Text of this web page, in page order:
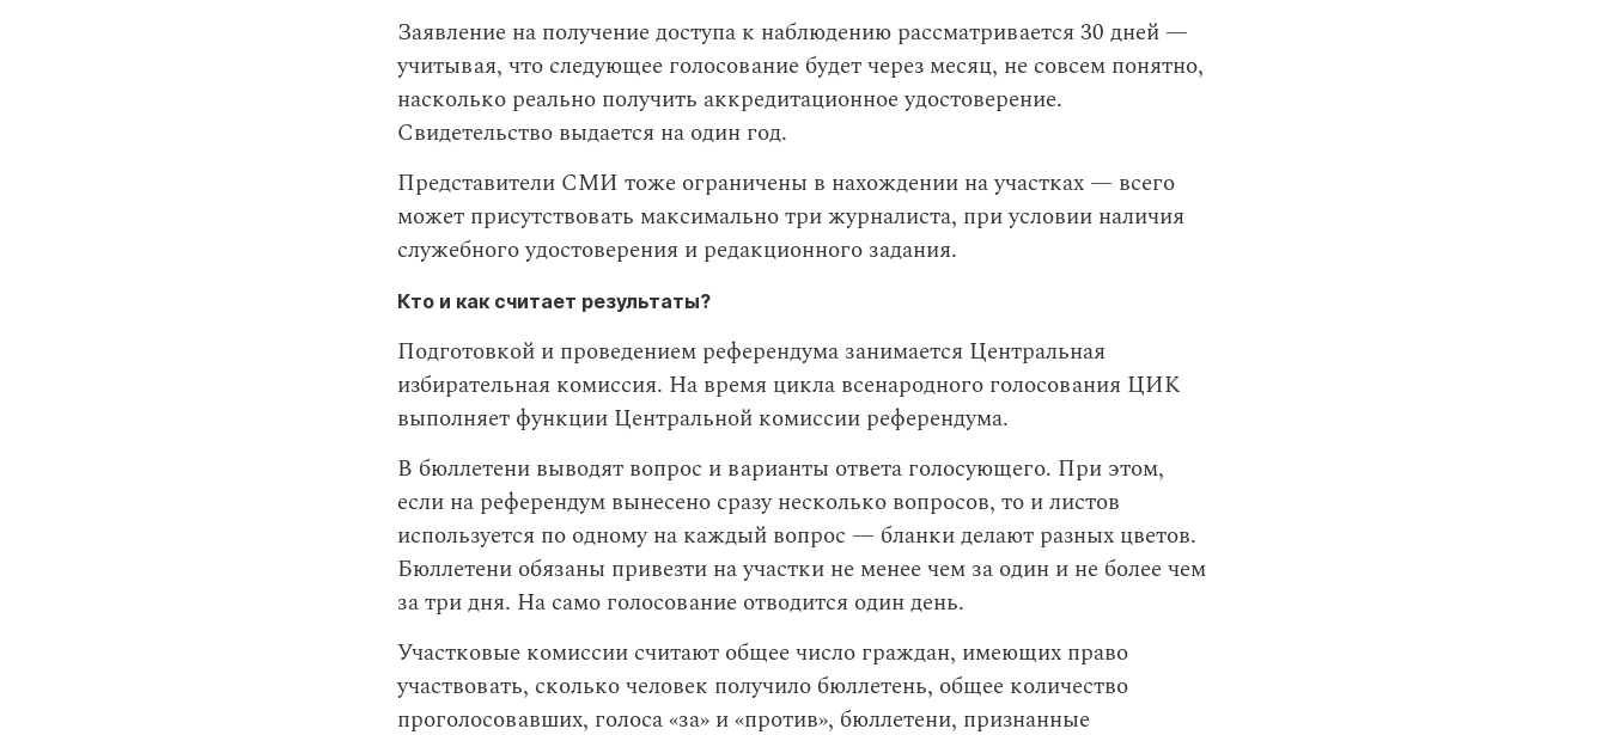
Заявление на получение доступа к наблюдению рассматривается 30 дней —
учитывая, что следующее голосование будет через месяц, не совсем понятно,
насколько реально получить аккредитационное удостоверение.
Свидетельство выдается на один год.
Представители СМИ тоже ограничены в нахождении на участках — всего
может присутствовать максимально три журналиста, при условии наличия
служебного удостоверения и редакционного задания.
Кто и как считает результаты?
Подготовкой и проведением референдума занимается Центральная
избирательная комиссия. На время цикла всенародного голосования ЦИК
выполняет функции Центральной комиссии референдума.
В бюллетени выводят вопрос и варианты ответа голосующего. При этом,
если на референдум вынесено сразу несколько вопросов, то и листов
используется по одному на каждый вопрос — бланки делают разных цветов.
Бюллетени обязаны привезти на участки не менее чем за один и не более чем
за три дня. На само голосование отводится один день.
Участковые комиссии считают общее число граждан, имеющих право
участвовать, сколько человек получило бюллетень, общее количество
проголосовавших, голоса «за» и «против», бюллетени, признанные